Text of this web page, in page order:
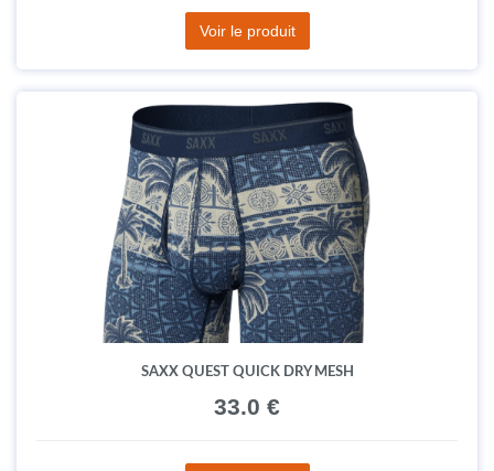
Voir le produit
SAXX QUEST QUICK DRY MESH
33.0 €